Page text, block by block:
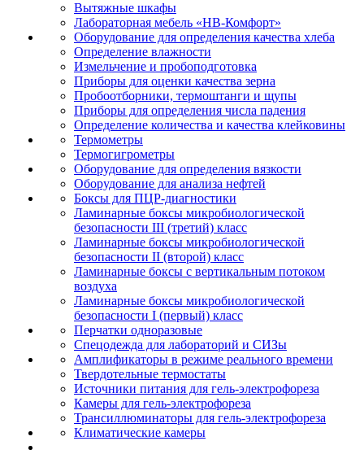
Вытяжные шкафы
Лабораторная мебель «НВ-Комфорт»
Оборудование для определения качества хлеба
Определение влажности
Измельчение и пробоподготовка
Приборы для оценки качества зерна
Пробоотборники, термоштанги и щупы
Приборы для определения числа падения
Определение количества и качества клейковины
Термометры
Термогигрометры
Оборудование для определения вязкости
Оборудование для анализа нефтей
Боксы для ПЦР-диагностики
Ламинарные боксы микробиологической
безопасности III (третий) класс
Ламинарные боксы микробиологической
безопасности II (второй) класс
Ламинарные боксы с вертикальным потоком
воздуха
Ламинарные боксы микробиологической
безопасности I (первый) класс
Перчатки одноразовые
Спецодежда для лабораторий и СИЗы
Амплификаторы в режиме реального времени
Твердотельные термостаты
Источники питания для гель-электрофореза
Камеры для гель-электрофореза
Трансиллюминаторы для гель-электрофореза
Климатические камеры